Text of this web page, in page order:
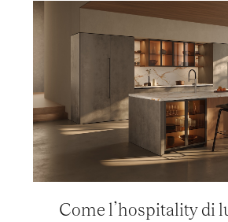
Come l’hospitality di